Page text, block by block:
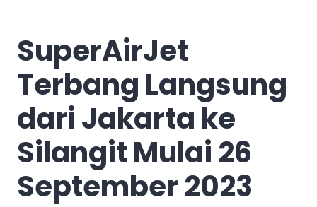
SuperAirJet
Terbang Langsung
dari Jakarta ke
Silangit Mulai 26
September 2023